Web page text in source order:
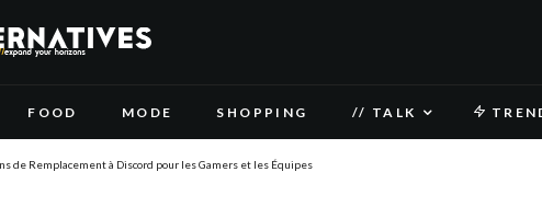
FOOD MODE SHOPPING // TALK
de Remplacement à Discord pour les Gamers et les Équipes